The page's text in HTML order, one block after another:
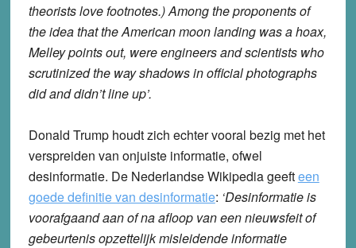
theorists love footnotes.) Among the proponents of
the idea that the American moon landing was a hoax,
Melley points out, were engineers and scientists who
scrutinized the way shadows in official photographs
did and didn’t line up’.
Donald Trump houdt zich echter vooral bezig met het
verspreiden van onjuiste informatie, ofwel
desinformatie. De Nederlandse Wikipedia geefteen
goede definitie van desinformatie: ‘Desinformatie is
voorafgaand aan of na afloop van een nieuwsfeit of
gebeurtenis opzettelijk misleidende informatie